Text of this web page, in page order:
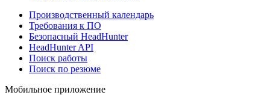
Производственный календарь
Требования к ПО
Безопасный HeadHunter
HeadHunter API
Поиск работы
Поиск по резюме
Мобильное приложение